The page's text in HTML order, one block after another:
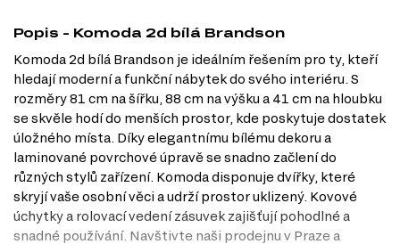
Popis - Komoda 2d bílá Brandson
Komoda 2d bílá Brandson je ideálním řešením pro ty, kteří
hledají moderní a funkční nábytek do svého interiéru. S
rozměry 81 cm na šířku, 88 cm na výšku a 41 cm na hloubku
se skvěle hodí do menších prostor, kde poskytuje dostatek
úložného místa. Díky elegantnímu bílému dekoru a
laminované povrchové úpravě se snadno začlení do
různých stylů zařízení. Komoda disponuje dvířky, které
skryjí vaše osobní věci a udrží prostor uklizený. Kovové
úchytky a rolovací vedení zásuvek zajišťují pohodlné a
snadné používání. Navštivte naši prodejnu v Praze a